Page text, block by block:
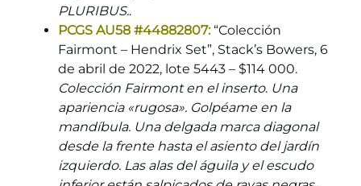
PLURIBUS..
PCGS AU58 #44882807:“Colección
Fairmont – Hendrix Set”, Stack’s Bowers, 6
de abril de 2022, lote 5443 – $114 000.
Colección Fairmont en el inserto. Una
apariencia «rugosa». Golpéame en la
mandíbula. Una delgada marca diagonal
desde la frente hasta el asiento del jardín
izquierdo. Las alas del águila y el escudo